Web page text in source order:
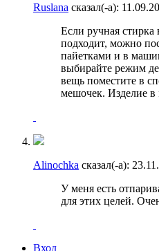
Ruslana сказал(-а):
Если ручная стирка
подходит, можно
пайетками и в
выбирайте режим
вещь поместите в
мешочек. Изделие
Alinochka сказал(-а):
У меня есть
для этих целей.
Вход